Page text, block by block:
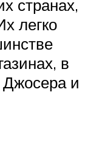
странах,
легко
в
и